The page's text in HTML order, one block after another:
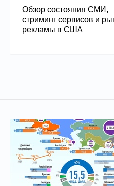
Обзор состояния СМИ,
стриминг сервисов и
рекламы в США